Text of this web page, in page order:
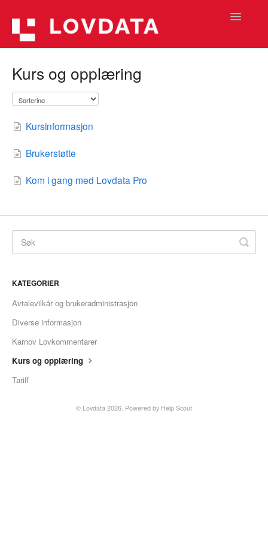
Toggle
Hjelpetekster (Lovdata Pro)
Kurs og opplæring
Kursinformasjon
Brukerstøtte
Kom i gang med Lovdata Pro
KATEGORIER
Avtalevilkår og brukeradministrasjon
Diverse informasjon
Karnov Lovkommentarer
Kurs og opplæring
Tariff
© Lovdata 2026. Powered by Help Scout